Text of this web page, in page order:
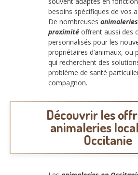
besoins spécifiques de vos
De nombreuses
proximité offrent aussi des
personnalisés pour les
propriétaires d’animaux, ou
qui recherchent des
problème de santé
compagnon.
Découvrir les
animaleries
Occitanie